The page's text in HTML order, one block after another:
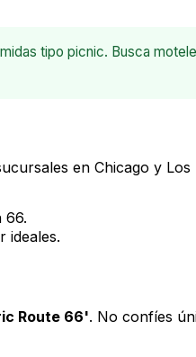
tipo picnic. Busca
en Chicago y
66.
ideales.
Route 66'. No confíes